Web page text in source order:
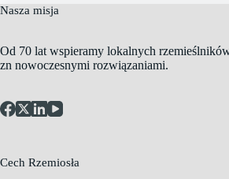
Nasza misja
Od 70 lat wspieramy lokalnych
zn nowoczesnymi rozwiązaniami.
Cech Rzemiosła